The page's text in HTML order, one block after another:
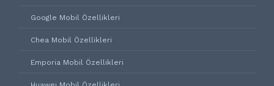
Google Mobil Özellikleri
Chea Mobil Özellikleri
Emporia Mobil Özellikleri